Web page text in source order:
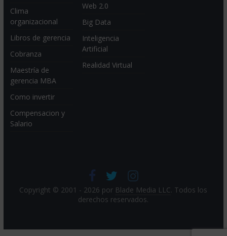
Clima
organizacional
Libros de gerencia
Cobranza
Maestría de
gerencia MBA
Como invertir
Compensacion y
Salario
Web 2.0
Big Data
Inteligencia
Artificial
Realidad Virtual
Copyright © 2001 - 2026 por Blade Media LLC. Todos los
derechos reservados.